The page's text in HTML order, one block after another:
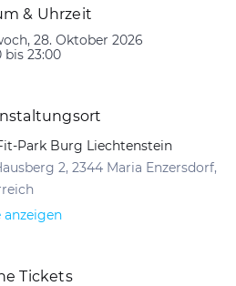
& Uhrzeit
28. Oktober 2026
bis 23:00
Park Burg Liechtenstein
2, 2344 Maria Enzersdorf,
anzeigen
Tickets